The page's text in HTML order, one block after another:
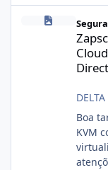
Zapscape (CVE-
DELTA
Boa
KVM